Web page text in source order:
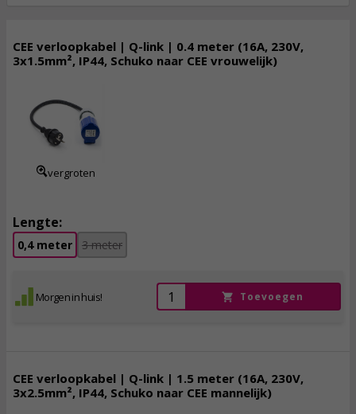
CEE verloopkabel | Q-link | 0.4 meter (16A, 230V,
3x1.5mm², IP44, Schuko naar CEE vrouwelijk)
vergroten
Lengte:
0,4 meter 3 meter
Morgen in huis! Toevoegen
CEE verloopkabel | Q-link | 1.5 meter (16A, 230V,
3x2.5mm², IP44, Schuko naar CEE mannelijk)